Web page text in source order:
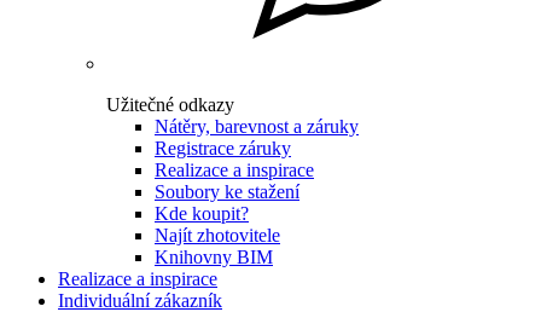
Užitečné odkazy
Nátěry, barevnost a záruky
Registrace záruky
Realizace a inspirace
Soubory ke stažení
Kde koupit?
Najít zhotovitele
Knihovny BIM
Realizace a inspirace
Individuální zákazník